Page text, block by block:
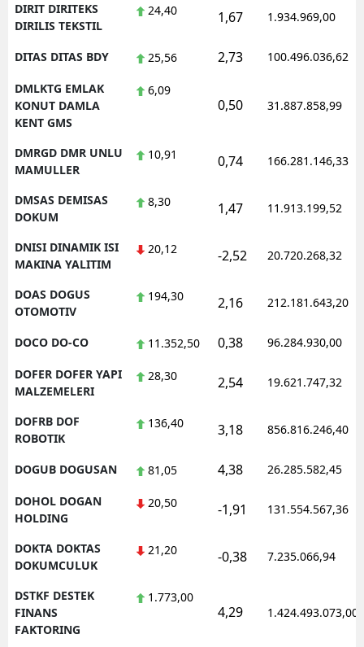
DIRIT DIRITEKS
DIRILIS TEKSTIL
24,40 1,67 1.934.969,00
DITAS DITAS BDY 25,56 2,73 100.496.036,62
DMLKTG EMLAK
KONUT DAMLA
KENT GMS
6,09
0,50 31.887.858,99
DMRGD DMR UNLU
MAMULLER
10,91 0,74 166.281.146,33
DMSAS DEMISAS
DOKUM
8,30 1,47 11.913.199,52
DNISI DINAMIK ISI
MAKINA YALITIM
20,12 -2,52 20.720.268,32
DOAS DOGUS
OTOMOTIV
194,30 2,16 212.181.643,20
DOCO DO-CO 11.352,50 0,38 96.284.930,00
DOFER DOFER YAPI
MALZEMELERI
28,30 2,54 19.621.747,32
DOFRB DOF
ROBOTIK
136,40 3,18 856.816.246,40
DOGUB DOGUSAN 81,05 4,38 26.285.582,45
DOHOL DOGAN
HOLDING
20,50 -1,91 131.554.567,36
DOKTA DOKTAS
DOKUMCULUK
21,20 -0,38 7.235.066,94
DSTKF DESTEK
FINANS
FAKTORING
1.773,00
4,29 1.424.493.073,00